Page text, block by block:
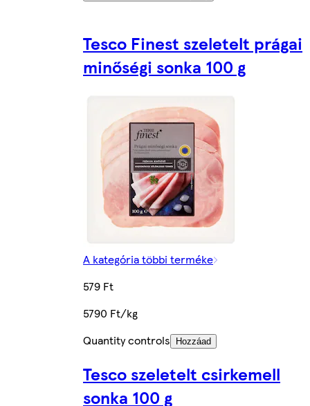
Tesco Finest szeletelt prágai
minőségi sonka 100 g
A kategória többi terméke
579 Ft
5790 Ft/kg
Quantity controls
Hozzáad
Tesco szeletelt csirkemell
sonka 100 g